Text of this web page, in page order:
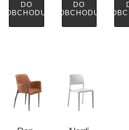
DO
OBCHODU
DO
OBCHODU